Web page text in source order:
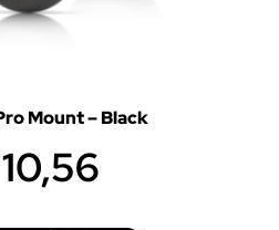
Mount – Black
10,56